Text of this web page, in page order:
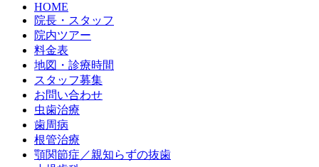
HOME
院長・スタッフ
院内ツアー
料金表
地図・診療時間
スタッフ募集
お問い合わせ
虫歯治療
歯周病
根管治療
顎関節症／親知らずの抜歯